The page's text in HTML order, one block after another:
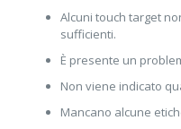
Alcuni touch target
sufficienti.
È presente un
Non viene indicato
Mancano alcune